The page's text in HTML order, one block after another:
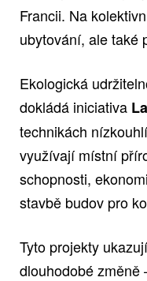
Francii. Na
ubytování, ale také
Ekologická
dokládá iniciativa
technikách
využívají místní
schopnosti,
stavbě budov pro
Tyto projekty
dlouhodobé změně